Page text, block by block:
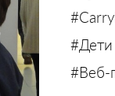
#Дети
#Веб-